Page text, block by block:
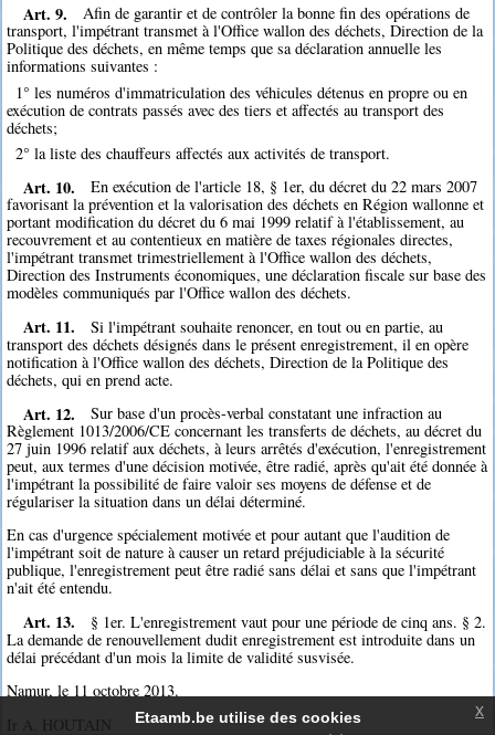
Art. 9.
Afin de garantir et de contrôler la bonne fin des opérations de
transport, l'impétrant transmet à l'Office wallon des déchets, Direction de la
Politique des déchets, en même temps que sa déclaration annuelle les
informations suivantes :
1° les numéros d'immatriculation des véhicules détenus en propre ou en
exécution de contrats passés avec des tiers et affectés au transport des
déchets;
2° la liste des chauffeurs affectés aux activités de transport.
Art. 10.
En exécution de l'article 18, § 1er, du décret du 22 mars 2007
favorisant la prévention et la valorisation des déchets en Région wallonne et
portant modification du décret du 6 mai 1999 relatif à l'établissement, au
recouvrement et au contentieux en matière de taxes régionales directes,
l'impétrant transmet trimestriellement à l'Office wallon des déchets,
Direction des Instruments économiques, une déclaration fiscale sur base des
modèles communiqués par l'Office wallon des déchets.
Art. 11.
Si l'impétrant souhaite renoncer, en tout ou en partie, au
transport des déchets désignés dans le présent enregistrement, il en opère
notification à l'Office wallon des déchets, Direction de la Politique des
déchets, qui en prend acte.
Art. 12.
Sur base d'un procès-verbal constatant une infraction au
Règlement 1013/2006/CE concernant les transferts de déchets, au décret du
27 juin 1996 relatif aux déchets, à leurs arrêtés d'exécution, l'enregistrement
peut, aux termes d'une décision motivée, être radié, après qu'ait été donnée à
l'impétrant la possibilité de faire valoir ses moyens de défense et de
régulariser la situation dans un délai déterminé.
En cas d'urgence spécialement motivée et pour autant que l'audition de
l'impétrant soit de nature à causer un retard préjudiciable à la sécurité
publique, l'enregistrement peut être radié sans délai et sans que l'impétrant
n'ait été entendu.
Art. 13.
§ 1er. L'enregistrement vaut pour une période de cinq ans. § 2.
La demande de renouvellement dudit enregistrement est introduite dans un
délai précédant d'un mois la limite de validité susvisée.
Namur, le 11 octobre 2013.
Ir A. HOUTAIN
Etaamb.be utilise des cookies x